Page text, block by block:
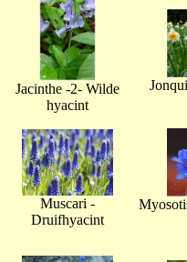
Jacinthe -2- Wilde
hyacint
Muscari -
Druifhyacint